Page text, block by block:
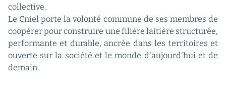
collective.
Le Cniel porte la volonté commune de ses membres de
coopérer pour construire une filière laitière structurée,
performante et durable, ancrée dans les territoires et
ouverte sur la société et le monde d'aujourd'hui et de
demain.